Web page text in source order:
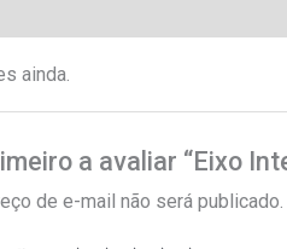
ainda.
a avaliar “Eixo
de e-mail não será publicado.